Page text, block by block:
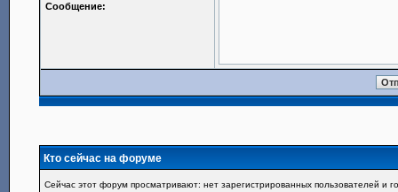
Сообщение:
Кто сейчас на форуме
Сейчас этот форум просматривают: нет зарегистрированных пользователей и